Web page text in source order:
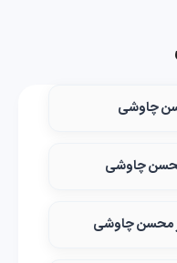
چاوشی
محسن چاوشی
از محسن چاوشی